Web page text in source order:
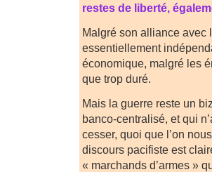
restes de liberté,
Malgré son alliance avec
essentiellement
économique, malgré les
que trop duré.
Mais la guerre reste un
banco-centralisé, et qui
cesser, quoi que l’on
discours pacifiste est
« marchands d’armes »